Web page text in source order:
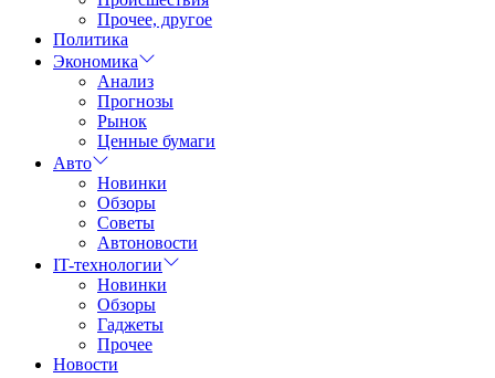
Прочее, другое
Политика
Экономика
Анализ
Прогнозы
Рынок
Ценные бумаги
Авто
Новинки
Обзоры
Советы
Автоновости
IT-технологии
Новинки
Обзоры
Гаджеты
Прочее
Новости